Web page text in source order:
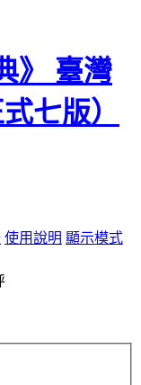
使用說明 顯示模式